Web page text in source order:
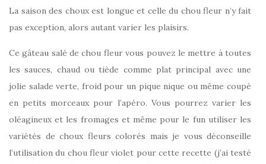
La saison des choux est longue et celle du chou fleur n’y fait
pas exception, alors autant varier les plaisirs.
Ce gâteau salé de chou fleur vous pouvez le mettre à toutes
les sauces, chaud ou tiède comme plat principal avec une
jolie salade verte, froid pour un pique nique ou même coupé
en petits morceaux pour l’apéro. Vous pourrez varier les
oléagineux et les fromages et même pour le fun utiliser les
variétés de choux fleurs colorés mais je vous déconseille
l’utilisation du chou fleur violet pour cette recette (j’ai testé